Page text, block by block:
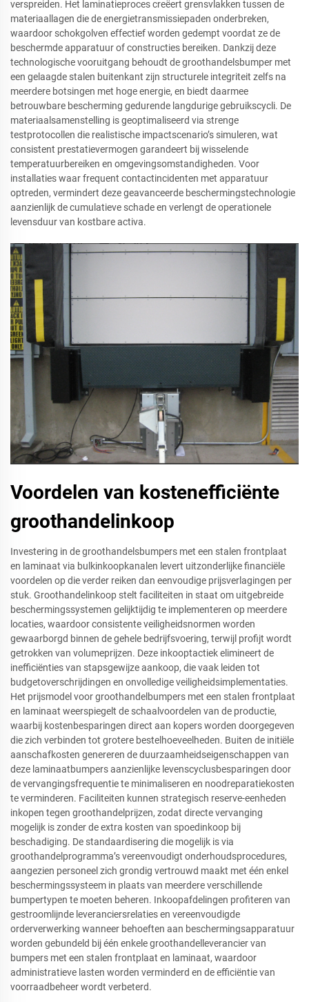
verspreiden. Het laminatieproces creëert grensvlakken tussen de
materiaallagen die de energietransmissiepaden onderbreken,
waardoor schokgolven effectief worden gedempt voordat ze de
beschermde apparatuur of constructies bereiken. Dankzij deze
technologische vooruitgang behoudt de groothandelsbumper met
een gelaagde stalen buitenkant zijn structurele integriteit zelfs na
meerdere botsingen met hoge energie, en biedt daarmee
betrouwbare bescherming gedurende langdurige gebruikscycli. De
materiaalsamenstelling is geoptimaliseerd via strenge
testprotocollen die realistische impactscenario’s simuleren, wat
consistent prestatievermogen garandeert bij wisselende
temperatuurbereiken en omgevingsomstandigheden. Voor
installaties waar frequent contactincidenten met apparatuur
optreden, vermindert deze geavanceerde beschermingstechnologie
aanzienlijk de cumulatieve schade en verlengt de operationele
levensduur van kostbare activa.
Voordelen van kostenefficiënte
groothandelinkoop
Investering in de groothandelsbumpers met een stalen frontplaat
en laminaat via bulkinkoopkanalen levert uitzonderlijke financiële
voordelen op die verder reiken dan eenvoudige prijsverlagingen per
stuk. Groothandelinkoop stelt faciliteiten in staat om uitgebreide
beschermingssystemen gelijktijdig te implementeren op meerdere
locaties, waardoor consistente veiligheidsnormen worden
gewaarborgd binnen de gehele bedrijfsvoering, terwijl profijt wordt
getrokken van volumeprijzen. Deze inkooptactiek elimineert de
inefficiënties van stapsgewijze aankoop, die vaak leiden tot
budgetoverschrijdingen en onvolledige veiligheidsimplementaties.
Het prijsmodel voor groothandelbumpers met een stalen frontplaat
en laminaat weerspiegelt de schaalvoordelen van de productie,
waarbij kostenbesparingen direct aan kopers worden doorgegeven
die zich verbinden tot grotere bestelhoeveelheden. Buiten de initiële
aanschafkosten genereren de duurzaamheidseigenschappen van
deze laminaatbumpers aanzienlijke levenscyclusbesparingen door
de vervangingsfrequentie te minimaliseren en noodreparatiekosten
te verminderen. Faciliteiten kunnen strategisch reserve-eenheden
inkopen tegen groothandelprijzen, zodat directe vervanging
mogelijk is zonder de extra kosten van spoedinkoop bij
beschadiging. De standaardisering die mogelijk is via
groothandelprogramma’s vereenvoudigt onderhoudsprocedures,
aangezien personeel zich grondig vertrouwd maakt met één enkel
beschermingssysteem in plaats van meerdere verschillende
bumpertypen te moeten beheren. Inkoopafdelingen profiteren van
gestroomlijnde leveranciersrelaties en vereenvoudigde
orderverwerking wanneer behoeften aan beschermingsapparatuur
worden gebundeld bij één enkele groothandelleverancier van
bumpers met een stalen frontplaat en laminaat, waardoor
administratieve lasten worden verminderd en de efficiëntie van
voorraadbeheer wordt verbeterd.